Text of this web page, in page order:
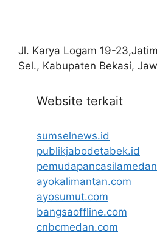
Jl. Karya Logam 19-
Sel., Kabupaten Bekasi,
Website terkait
sumselnews.id
publikjabodetabek.id
ayokalimantan.com
ayosumut.com
bangsaoffline.com
cnbcmedan.com